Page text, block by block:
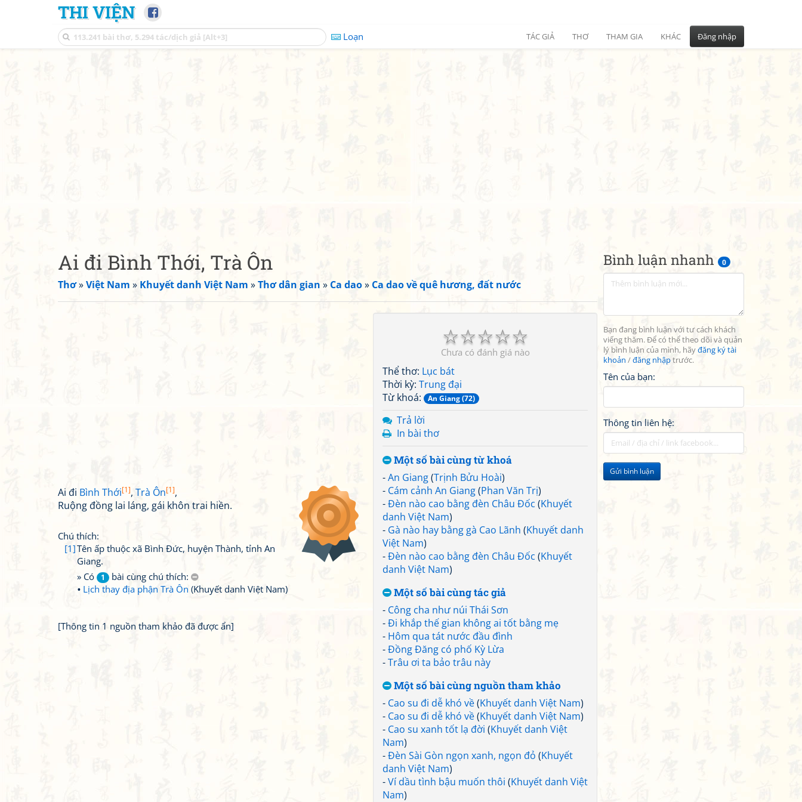
THI VIỆN
Loạn TÁC GIẢ THƠ THAM GIA KHÁC Đăng nhập
Bình luận nhanh 0
Bạn đang bình luận với tư cách khách
viếng thăm. Để có thể theo dõi và quản
lý bình luận của mình, hãyđăng ký tài
khoản /đăng nhậptrước.
Tên của bạn:
Thông tin liên hệ:
Gửi bình luận
Ai đi Bình Thới, Trà Ôn
Thơ»Việt Nam » Khuyết danh Việt Nam »Thơ dân gian » Ca dao» Ca dao về quê hương, đất nước
☆
☆
☆
☆
☆
Chưa có đánh giá nào
Thể thơ: Lục bát
Thời kỳ: Trung đại
Từ khoá:
An Giang (72)
Trả lời
In bài thơ
Một số bài cùng từ khoá
-An Giang(Trịnh Bửu Hoài)
- Cám cảnh An Giang(Phan Văn Trị)
-Đèn nào cao bằng đèn Châu Đốc (Khuyết
danh Việt Nam)
- Gà nào hay bằng gà Cao Lãnh (Khuyết danh
Việt Nam)
-Đèn nào cao bằng đèn Châu Đốc (Khuyết
danh Việt Nam)
Một số bài cùng tác giả
- Công cha như núi Thái Sơn
-Đi khắp thế gian không ai tốt bằng mẹ
- Hôm qua tát nước đầu đình
-Đồng Đăng có phố Kỳ Lừa
-Trâu ơi ta bảo trâu này
Một số bài cùng nguồn tham khảo
- Cao su đi dễ khó về(Khuyết danh Việt Nam)
- Cao su đi dễ khó về(Khuyết danh Việt Nam)
- Cao su xanh tốt lạ đời (Khuyết danh Việt
Nam)
-Đèn Sài Gòn ngọn xanh, ngọn đỏ (Khuyết
danh Việt Nam)
-Ví dầu tình bậu muốn thôi (Khuyết danh Việt
Nam)
Ai đi Bình Thới[1], Trà Ôn[1],
Ruộng đồng lai láng, gái khôn trai hiền.
Chú thích:
[1]Tên ấp thuộc xã Bình Đức, huyện Thành, tỉnh An
Giang.
» Có
1
bài cùng chú thích:
Lịch thay địa phận Trà Ôn (Khuyết danh Việt Nam)
[Thông tin 1 nguồn tham khảo đã được ẩn]